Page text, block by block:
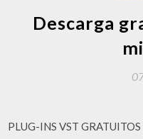
Descarga
PLUG-INS VST